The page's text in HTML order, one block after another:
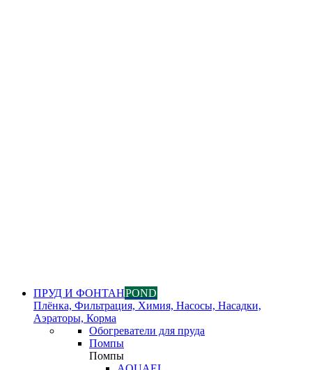
ПРУД И ФОНТАНPOND
Плёнка, Фильтрация, Химия, Насосы, Насадки,
Аэраторы, Корма
Обогреватели для пруда
Помпы
Помпы